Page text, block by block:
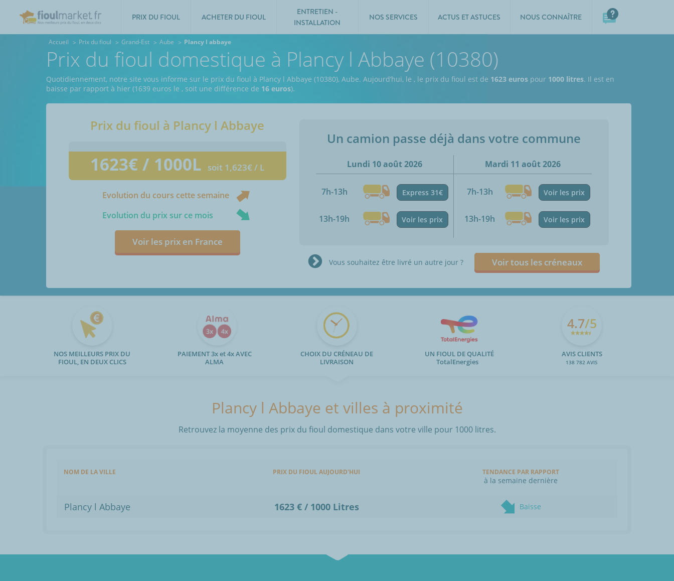
PRIX DU FIOUL ACHETER DU FIOUL
ENTRETIEN -
INSTALLATION
NOS SERVICES ACTUS ET ASTUCES NOUS CONNAÎTRE
Accueil Prix du fioul Grand-Est Aube Plancy l abbaye
Prix du fioul domestique à Plancy l Abbaye (10380)
Quotidiennement, notre site vous informe sur le prix du fioul à Plancy l Abbaye (10380), Aube. Aujourd’hui, le , le prix du fioul est de 1623 euros pour 1000 litres. Il est en
baisse par rapport à hier (1639 euros le , soit une différence de 16 euros).
Prix du fioul à Plancy l Abbaye
1623€ / 1000L soit 1,623€ / L
Evolution du cours cette semaine
Evolution du prix sur ce mois
Voir les prix en France
Un camion passe déjà dans votre commune
Lundi 10 août 2026
7h-13h Express 31€
13h-19h Voir les prix
Mardi 11 août 2026
7h-13h Voir les prix
13h-19h Voir les prix
Vous souhaitez être livré un autre jour ? Voir tous les créneaux
NOS MEILLEURS PRIX DU
FIOUL, EN DEUX CLICS
PAIEMENT 3x et 4x AVEC
ALMA
CHOIX DU CRÉNEAU DE
LIVRAISON
UN FIOUL DE QUALITÉ
TotalEnergies
4.7/5
AVIS CLIENTS
138 782 AVIS
Plancy l Abbaye et villes à proximité
Retrouvez la moyenne des prix du fioul domestique dans votre ville pour 1000 litres.
NOM DE LA VILLE PRIX DU FIOUL AUJOURD'HUI TENDANCE PAR RAPPORT
à la semaine dernière
Plancy l Abbaye 1623 € / 1000 Litres Baisse